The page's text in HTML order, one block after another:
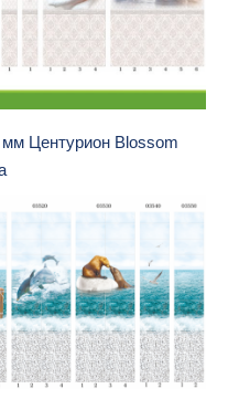
Центурион Blossom